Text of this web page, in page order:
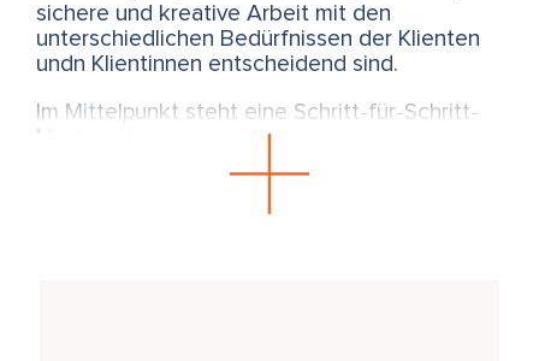
sichere und kreative Arbeit mit den
unterschiedlichen Bedürfnissen der Klienten
undn Klientinnen entscheidend sind.
Im Mittelpunkt steht eine Schritt-für-Schritt-
Methodologie, die darauf abzielt, die innere
stärken. Das Herz wird dabei als zentraler